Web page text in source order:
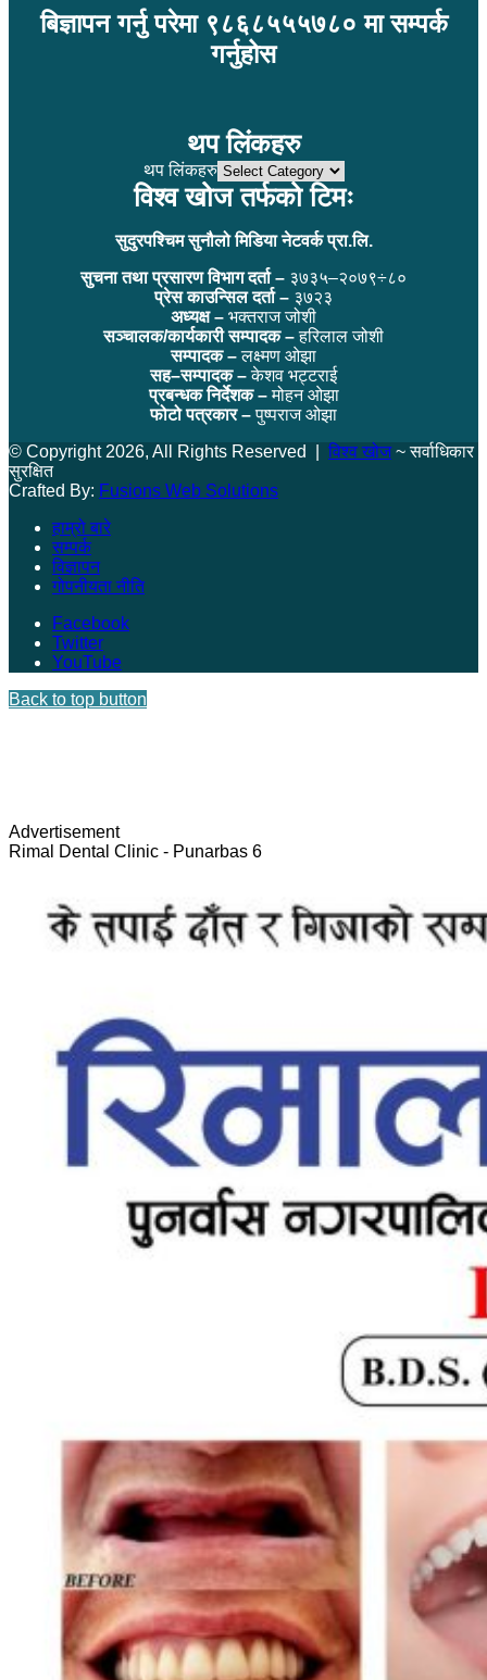
बिज्ञापन गर्नु परेमा ९८६८५५५७८० मा सम्पर्क
गर्नुहोस
थप लिंकहरु
थप लिंकहरु
विश्व खोज तर्फको टिमः
सुदुरपश्चिम सुनौलो मिडिया नेटवर्क प्रा.लि.
सुचना तथा प्रसारण विभाग दर्ता – ३७३५–२०७९÷८०
प्रेस काउन्सिल दर्ता – ३७२३
अध्यक्ष – भक्तराज जोशी
सञ्चालक/कार्यकारी सम्पादक –हरिलाल जोशी
सम्पादक –लक्ष्मण ओझा
सह–सम्पादक –केशव भट्टराई
प्रबन्धक निर्देशक –मोहन ओझा
फोटो पत्रकार –पुष्पराज ओझा
© Copyright 2026, All Rights Reserved | विश्व खोज~ सर्वाधिकार
सुरक्षित
Crafted By: Fusions Web Solutions
हाम्रो बारे
सम्पर्क
विज्ञापन
गोपनीयता नीति
Facebook
Twitter
YouTube
Back to top button
Advertisement
Rimal Dental Clinic - Punarbas 6